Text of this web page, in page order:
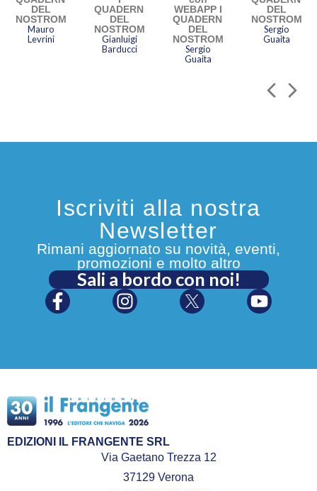
DEL
NOSTROMO
Mauro
Levrini
QUADERNI
DEL
NOSTROMO
Gianluigi
Barducci
WEBAPP I
QUADERNI
DEL
NOSTROMO
Sergio
Guaita
DEL
NOSTROMO
Sergio
Guaita
Iscriviti alla nostra
Newsletter
Rimani aggiornato su novità, eventi,
promozioni e molto altro
Sali a bordo con noi!
EDIZIONI IL FRANGENTE SRL
Via Gaetano Trezza 12
37129 Verona